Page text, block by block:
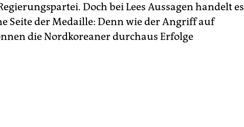
Doch bei Lees Aussagen handelt es
Seite der Medaille: Denn wie der Angriff auf
die Nordkoreaner durchaus Erfolge